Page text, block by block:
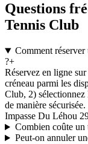
Questions
Tennis Club
Comment
?+
Réservez en ligne
créneau parmi les
Club, 2)
de manière
Impasse Du Léhou
Combien coûte un
Peut-on annuler